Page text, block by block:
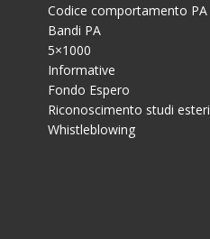
Codice comportamento PA
Bandi PA
5×1000
Informative
Fondo Espero
Riconoscimento studi esteri
Whistleblowing